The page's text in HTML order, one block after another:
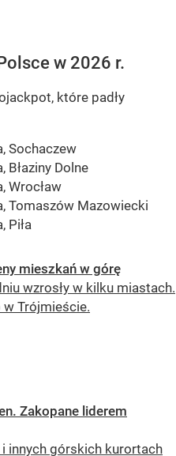
w 2026 r.
które padły
Sochaczew
Błaziny Dolne
Wrocław
Tomaszów Mazowiecki
Piła
mieszkań w górę
wzrosły w kilku miastach.
Trójmieście.
Zakopane liderem
innych górskich kurortach